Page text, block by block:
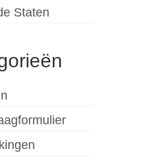
Staten